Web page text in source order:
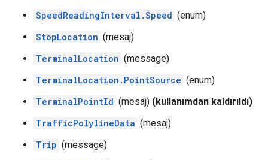
SpeedReadingInterval.Speed (enum)
StopLocation (mesaj)
TerminalLocation (message)
TerminalLocation.PointSource (enum)
TerminalPointId (mesaj) (kullanımdan kaldırıldı)
TrafficPolylineData (mesaj)
Trip (message)